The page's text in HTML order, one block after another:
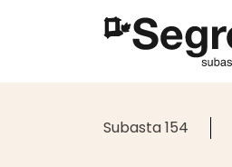
Subasta 154